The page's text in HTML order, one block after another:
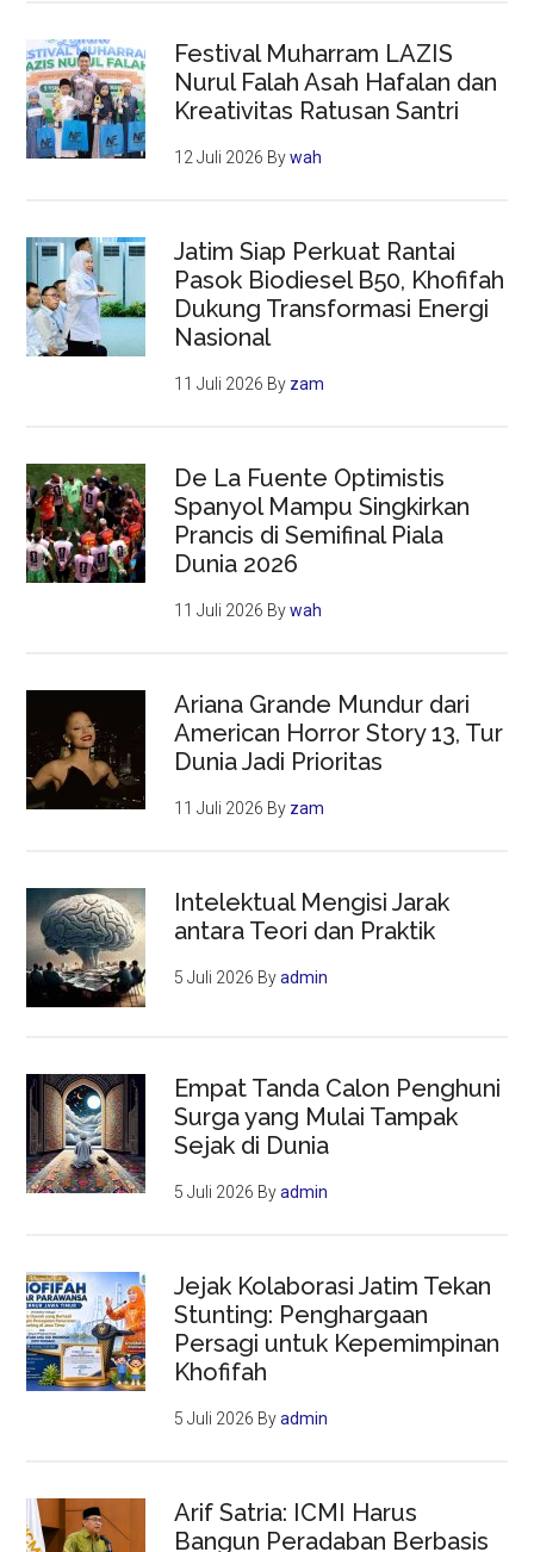
Festival Muharram LAZIS
Nurul Falah Asah Hafalan dan
Kreativitas Ratusan Santri
12 Juli 2026 Bywah
Jatim Siap Perkuat Rantai
Pasok Biodiesel B50, Khofifah
Dukung Transformasi Energi
Nasional
11 Juli 2026 By zam
De La Fuente Optimistis
Spanyol Mampu Singkirkan
Prancis di Semifinal Piala
Dunia 2026
11 Juli 2026 Bywah
Ariana Grande Mundur dari
American Horror Story 13, Tur
Dunia Jadi Prioritas
11 Juli 2026 By zam
Intelektual Mengisi Jarak
antara Teori dan Praktik
5 Juli 2026 Byadmin
Empat Tanda Calon Penghuni
Surga yang Mulai Tampak
Sejak di Dunia
5 Juli 2026 Byadmin
Jejak Kolaborasi Jatim Tekan
Stunting: Penghargaan
Persagi untuk Kepemimpinan
Khofifah
5 Juli 2026 Byadmin
Arif Satria: ICMI Harus
Bangun Peradaban Berbasis